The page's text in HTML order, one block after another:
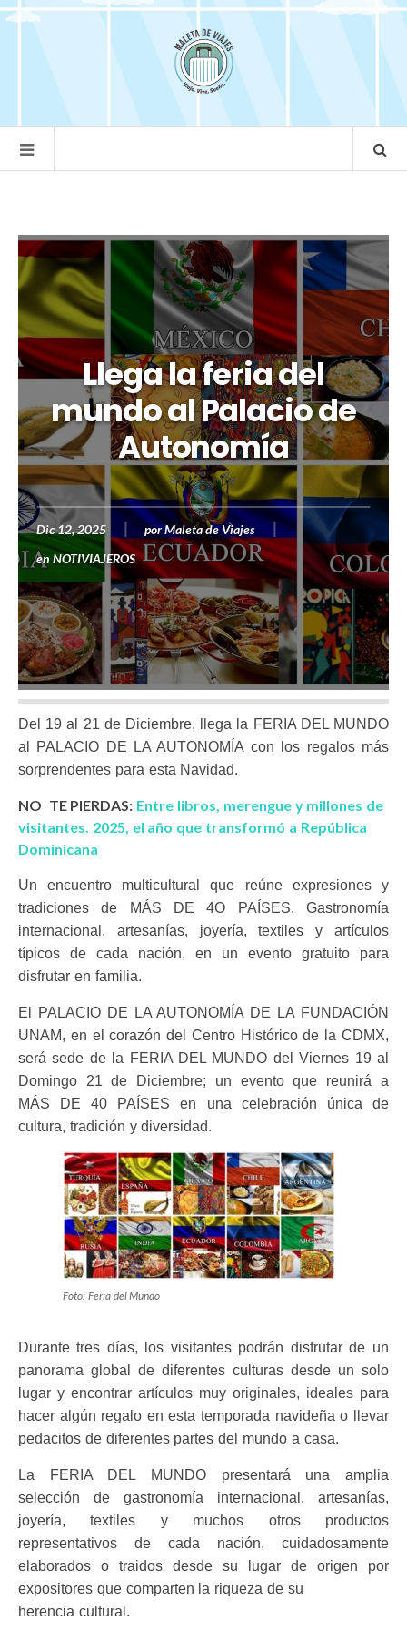
Llega la feria del
mundo al Palacio de
Autonomía
Dic 12, 2025 porMaleta de Viajes
en NOTIVIAJEROS
Del 19 al 21 de Diciembre, llega la FERIA DEL MUNDO
al PALACIO DE LA AUTONOMÍA con los regalos más
sorprendentes para esta Navidad.
NO TE PIERDAS: Entre libros, merengue y millones de
visitantes. 2025, el año que transformó a República
Dominicana
Un encuentro multicultural que reúne expresiones y
tradiciones de MÁS DE 4O PAÍSES. Gastronomía
internacional, artesanías, joyería, textiles y artículos
típicos de cada nación, en un evento gratuito para
disfrutar en familia.
El PALACIO DE LA AUTONOMÍA DE LA FUNDACIÓN
UNAM, en el corazón del Centro Histórico de la CDMX,
será sede de la FERIA DEL MUNDO del Viernes 19 al
Domingo 21 de Diciembre; un evento que reunirá a
MÁS DE 40 PAÍSES en una celebración única de
cultura, tradición y diversidad.
Foto: Feria del Mundo
Durante tres días, los visitantes podrán disfrutar de un
panorama global de diferentes culturas desde un solo
lugar y encontrar artículos muy originales, ideales para
hacer algún regalo en esta temporada navideña o llevar
pedacitos de diferentes partes del mundo a casa.
La FERIA DEL MUNDO presentará una amplia
selección de gastronomía internacional, artesanías,
joyería, textiles y muchos otros productos
representativos de cada nación, cuidadosamente
elaborados o traidos desde su lugar de origen por
expositores que comparten la riqueza de su
herencia cultural.